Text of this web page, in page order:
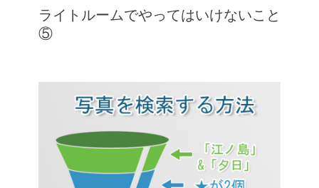
ライトルームでやってはいけないこと
⑤